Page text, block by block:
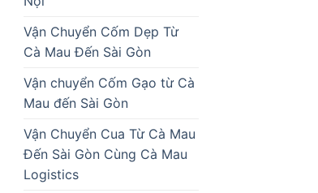
Vận Chuyển Cốm Dẹp Từ
Cà Mau Đến Sài Gòn
Vận chuyển Cốm Gạo từ Cà
Mau đến Sài Gòn
Vận Chuyển Cua Từ Cà Mau
Đến Sài Gòn Cùng Cà Mau
Logistics